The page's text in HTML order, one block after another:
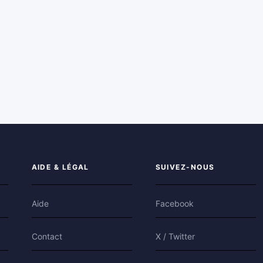
AIDE & LÉGAL
Aide
Contact
SUIVEZ-NOUS
Facebook
X / Twitter